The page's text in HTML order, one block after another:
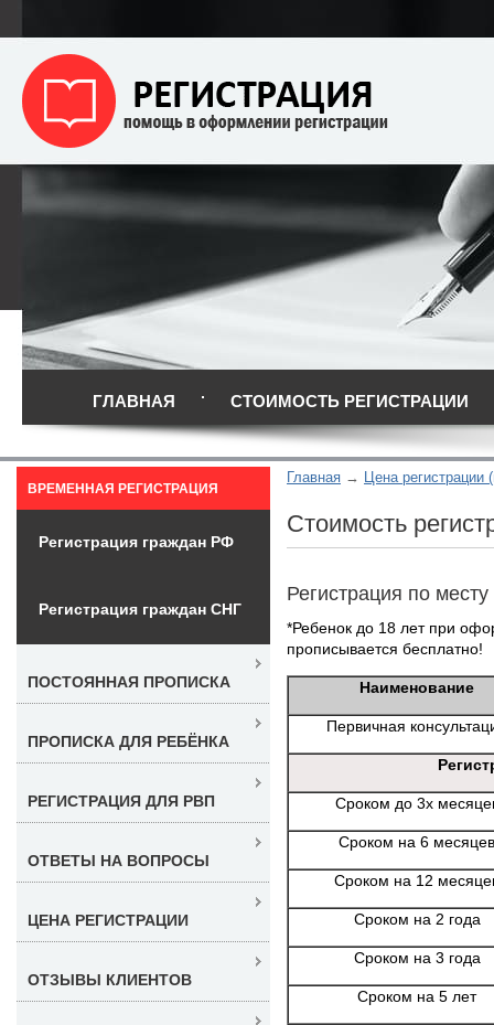
ГЛАВНАЯ СТОИМОСТЬ РЕГИСТРАЦИИ
Главная Цена регистрации
Стоимость
Регистрация по
*Ребенок до 18 лет при
прописывается бесплатно!
Наименование
Первичная
Сроком до 3х
Сроком на 6 месяцев
Сроком на 12
Сроком на 2 года
Сроком на 3 года
Сроком на 5 лет
ВРЕМЕННАЯ РЕГИСТРАЦИЯ
Регистрация граждан РФ
Регистрация граждан СНГ
ПОСТОЯННАЯ ПРОПИСКА
ПРОПИСКА ДЛЯ РЕБЁНКА
РЕГИСТРАЦИЯ ДЛЯ РВП
ОТВЕТЫ НА ВОПРОСЫ
ЦЕНА РЕГИСТРАЦИИ
ОТЗЫВЫ КЛИЕНТОВ